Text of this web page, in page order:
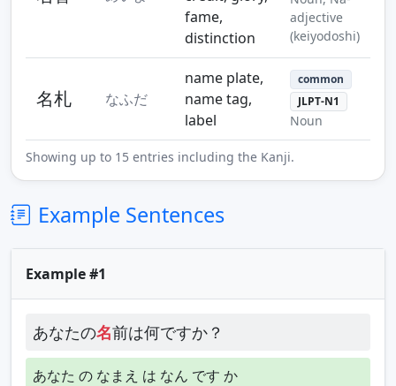
fame,
distinction
adjective
(keiyodoshi)
名札 なふだ
name plate,
name tag,
label
common
JLPT-N1
Noun
Showing up to 15 entries including the Kanji.
Example Sentences
Example #1
あなたの名前は何ですか？
あなた の なまえ は なん です か